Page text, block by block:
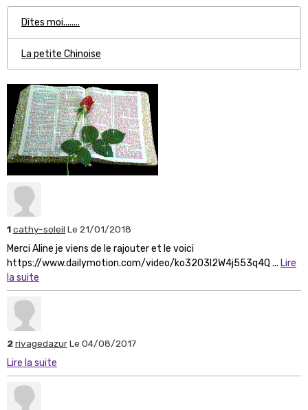
Dîtes moi........
La petite Chinoise
1cathy-soleil Le 21/01/2018
Merci Aline je viens de le rajouter et le voici
https://www.dailymotion.com/video/ko3203l2W4j553q4Q ... Lire
la suite
2rivagedazurLe 04/08/2017
Lire la suite